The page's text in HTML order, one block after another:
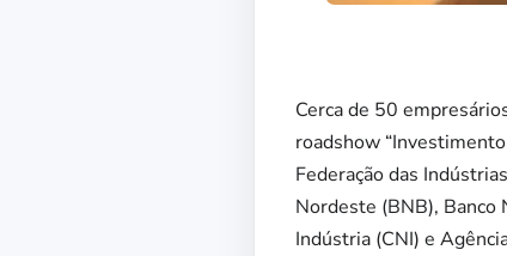
Cerca de 50
roadshow
Federação das
Nordeste (BNB), Banco
Indústria (CNI) e